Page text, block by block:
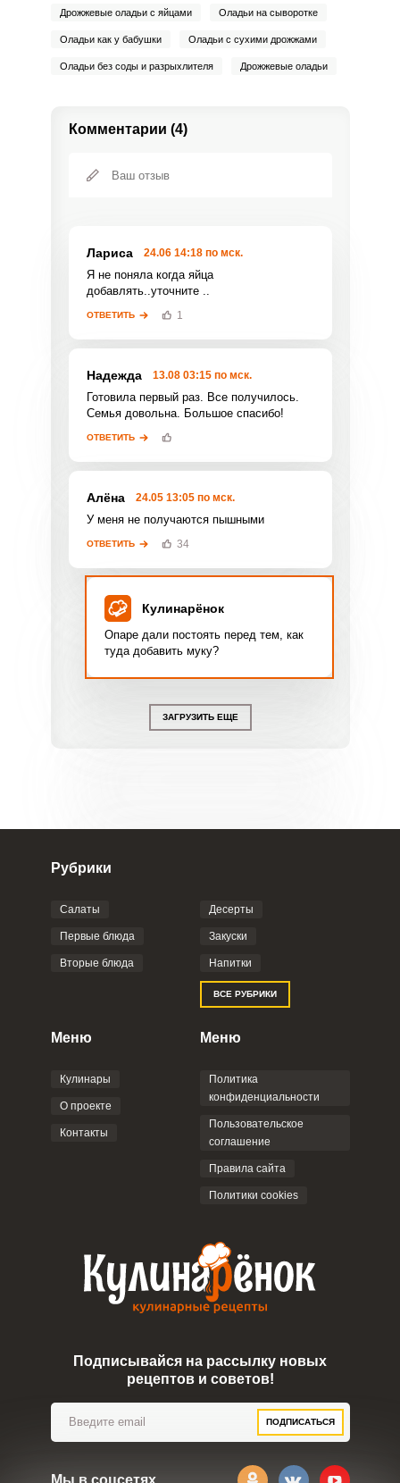
Дрожжевые оладьи с яйцами Оладьи на сыворотке
Оладьи как у бабушки Оладьи с сухими дрожжами
Оладьи без соды и разрыхлителя Дрожжевые оладьи
Комментарии (4)
Фото до 4 шт, до 5 mb ПРИКРЕПИТЬ
Правилами сайта,Политикой
персональных данныхи Пользовательским
соглашением
ОТПРАВИТЬ КОММЕНТАРИЙ
Лариса 24.06 14:18 по мск.
Я не поняла когда яйца
добавлять..уточните ..
ОТВЕТИТЬ 1
Надежда 13.08 03:15 по мск.
Готовила первый раз. Все получилось.
Семья довольна. Большое спасибо!
ОТВЕТИТЬ
Алёна 24.05 13:05 по мск.
У меня не получаются пышными
ОТВЕТИТЬ 34
Кулинарёнок
Опаре дали постоять перед тем, как
туда добавить муку?
ЗАГРУЗИТЬ ЕЩЕ
Рубрики
Салаты
Первые блюда
Вторые блюда
Десерты
Закуски
Напитки
ВСЕ РУБРИКИ
Меню
Кулинары
О проекте
Контакты
Меню
Политика
конфиденциальности
Пользовательское
соглашение
Правила сайта
Политики cookies
Подписывайся на рассылку новых
рецептов и советов!
ПОДПИСАТЬСЯ
Мы в соцсетях